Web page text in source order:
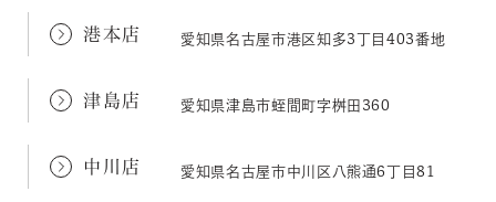
港本店 愛知県名古屋市港区知多3丁目403番地
津島店 愛知県津島市蛭間町字桝田360
中川店 愛知県名古屋市中川区八熊通6丁目81